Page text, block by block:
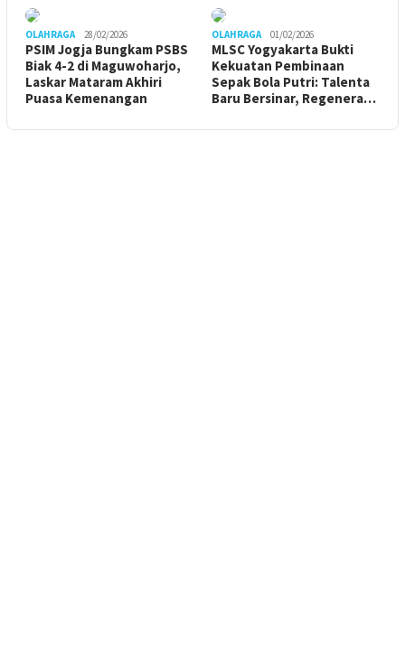
OLAHRAGA 28/02/2026
PSIM Jogja Bungkam PSBS
Biak 4-2 di Maguwoharjo,
Laskar Mataram Akhiri
Puasa Kemenangan
OLAHRAGA 01/02/2026
MLSC Yogyakarta Bukti
Kekuatan Pembinaan
Sepak Bola Putri: Talenta
Baru Bersinar, Regenera…